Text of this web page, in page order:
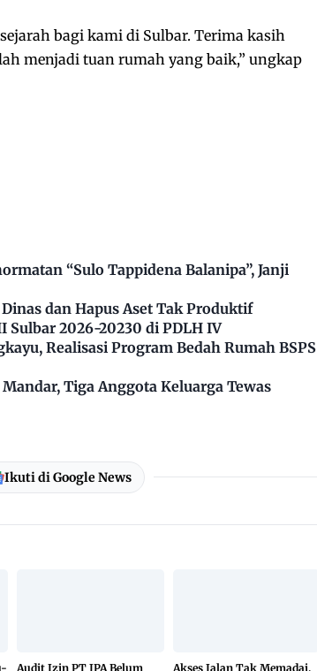
bagi kami di Sulbar. Terima kasih
menjadi tuan rumah yang baik,” ungkap
“Sulo Tappidena Balanipa”, Janji
dan Hapus Aset Tak Produktif
Sulbar 2026-20230 di PDLH IV
Realisasi Program Bedah Rumah BSPS
Tiga Anggota Keluarga Tewas
Ikuti di Google News
Audit Izin PT JPA Belum
Akses Jalan Tak Memadai,